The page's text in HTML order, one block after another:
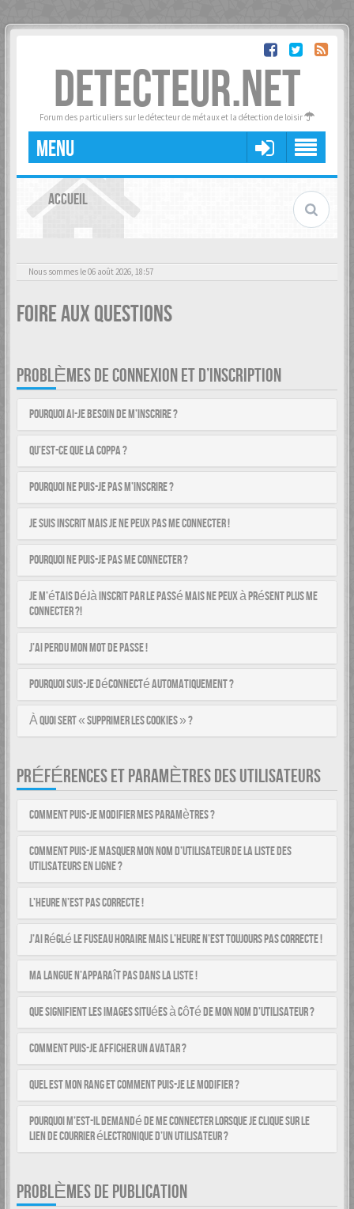
DETECTEUR.NET
Forum des particuliers sur le détecteur de métaux et la détection de loisir
MENU
ACCUEIL
Nous sommes le 06 août 2026, 18:57
Foire aux questions
PROBLÈMES DE CONNEXION ET D’INSCRIPTION
Pourquoi ai-je besoin de m’inscrire ?
Qu’est-ce que la COPPA ?
Pourquoi ne puis-je pas m’inscrire ?
Je suis inscrit mais je ne peux pas me connecter !
Pourquoi ne puis-je pas me connecter ?
Je m’étais déjà inscrit par le passé mais ne peux à présent plus me
connecter ?!
J’ai perdu mon mot de passe !
Pourquoi suis-je déconnecté automatiquement ?
À quoi sert « Supprimer les cookies » ?
PRÉFÉRENCES ET PARAMÈTRES DES UTILISATEURS
Comment puis-je modifier mes paramètres ?
Comment puis-je masquer mon nom d’utilisateur de la liste des
utilisateurs en ligne ?
L’heure n’est pas correcte !
J’ai réglé le fuseau horaire mais l’heure n’est toujours pas correcte !
Ma langue n’apparaît pas dans la liste !
Que signifient les images situées à côté de mon nom d’utilisateur ?
Comment puis-je afficher un avatar ?
Quel est mon rang et comment puis-je le modifier ?
Pourquoi m’est-il demandé de me connecter lorsque je clique sur le
lien de courrier électronique d’un utilisateur ?
PROBLÈMES DE PUBLICATION